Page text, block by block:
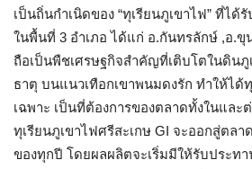
เป็นถิ่นกำเนิดของ “ทุเรียนภูเขาไฟ” ที่ได้
ในพื้นที่ 3 อำเภอ ได้แก่ อ.กันทรลักษ์ ,อ.
ถือเป็นพืชเศรษฐกิจสำคัญที่เติบโตในดินภู
ธาตุ บนแนวเทือกเขาพนมดงรัก ทำให้ได้
เฉพาะ เป็นที่ต้องการของตลาดทั้งในและ
ทุเรียนภูเขาไฟศรีสะเกษ GI จะออกสู่ตลา
ของทุกปี โดยผลผลิตจะเริ่มมีให้รับประท